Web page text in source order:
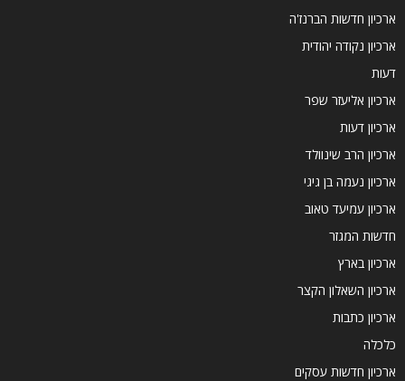
ארכיון חדשות הברנז'ה
ארכיון נקודה יהודית
דעות
ארכיון אליעזר שפר
ארכיון דעות
ארכיון הרב שינוולד
ארכיון נעמה בן גיגי
ארכיון עמיעד טאוב
חדשות המגזר
ארכיון בארץ
ארכיון השאלון הקצר
ארכיון כתבות
כלכלה
ארכיון חדשות עסקים